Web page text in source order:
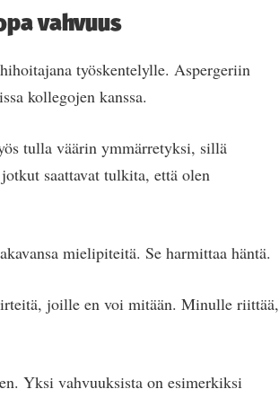
vahvuus
työskentelylle. Aspergeriin
kollegojen kanssa.
tulla väärin ymmärretyksi, sillä
saattavat tulkita, että olen
mielipiteitä. Se harmittaa häntä.
joille en voi mitään. Minulle riittää,
Yksi vahvuuksista on esimerkiksi